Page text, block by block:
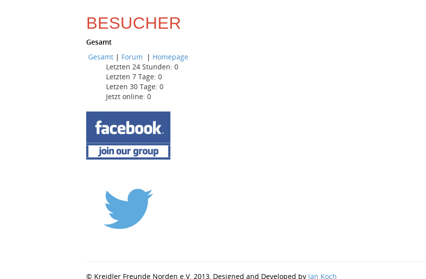
BESUCHER
Gesamt
Gesamt | Forum | Homepage
Letzten 24 Stunden: 0
Letzten 7 Tage: 0
Letzen 30 Tage: 0
Jetzt online: 0
© Kreidler Freunde Norden e.V. 2013, Designed and Developed by Jan Koch